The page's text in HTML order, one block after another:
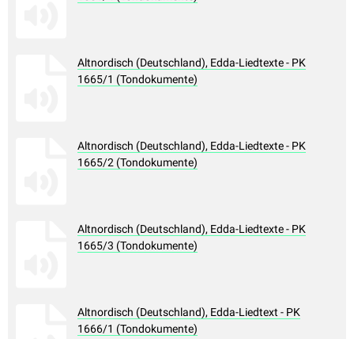
Altnordisch (Deutschland), Edda-Liedtexte - PK
1665/1 (Tondokumente)
Altnordisch (Deutschland), Edda-Liedtexte - PK
1665/2 (Tondokumente)
Altnordisch (Deutschland), Edda-Liedtexte - PK
1665/3 (Tondokumente)
Altnordisch (Deutschland), Edda-Liedtext - PK
1666/1 (Tondokumente)